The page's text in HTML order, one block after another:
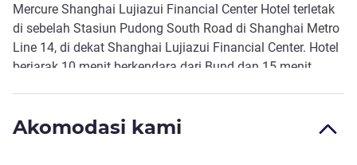
Deskripsi
Mercure Shanghai Lujiazui Financial Center Hotel terletak
di sebelah Stasiun Pudong South Road di Shanghai Metro
Line 14, di dekat Shanghai Lujiazui Financial Center. Hotel
berjarak 10 menit berkendara dari Bund dan 15 menit
24 jam, ruang penatu, dan parkir bawah tanah gratis.
Akomodasi kami